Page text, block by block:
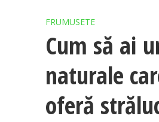
FRUMUSETE
Cum să ai
naturale
oferă